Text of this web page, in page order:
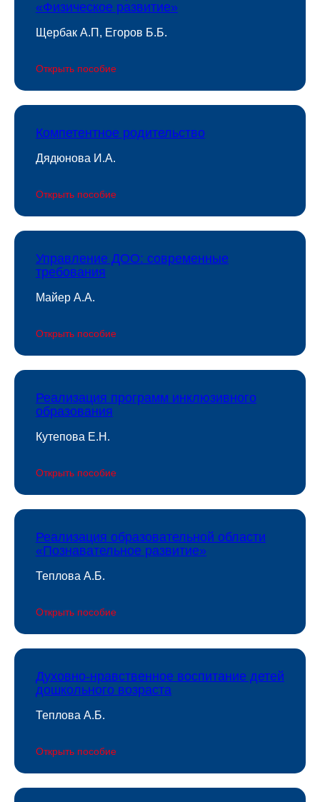
«Физическое развитие»
Щербак А.П, Егоров Б.Б.
Открыть пособие
Компетентное родительство
Дядюнова И.А.
Открыть пособие
Управление ДОО: современные
требования
Майер А.А.
Открыть пособие
Реализация программ инклюзивного
образования
Кутепова Е.Н.
Открыть пособие
Реализация образовательной области
«Познавательное развитие»
Теплова А.Б.
Открыть пособие
Духовно-нравственное воспитание детей
дошкольного возраста
Теплова А.Б.
Открыть пособие